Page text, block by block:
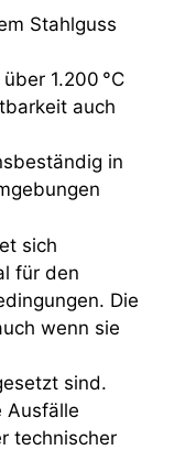
Stahlguss
1.200 °C
auch
in
sich
für den
Die
wenn sie
sind.
Ausfälle
technischer